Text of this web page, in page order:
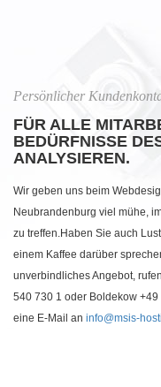
Persönlicher
FÜR ALLE
BEDÜRFNISSE
ANALYSIEREN.
Wir geben uns beim
Neubrandenburg viel mühe,
zu treffen.Haben Sie auch
einem Kaffee darüber
unverbindliches Angebot,
540 730 1 oder Boldekow
eine E-Mail an info@msis-